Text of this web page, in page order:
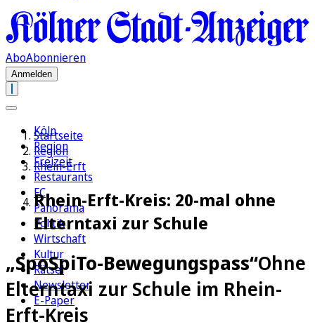
AboAbonnieren
Anmelden
Köln
Region
Freizeit
Restaurants
FC
Panorama
Politik
Wirtschaft
Kultur
Rätsel
Newsletter
E-Paper
Startseite
Region
Rhein-Erft
Rhein-Erft-Kreis: 20-mal ohne
Elterntaxi zur Schule
„SpoSpiTo-Bewegungspass“Ohne
Elterntaxi zur Schule im Rhein-
Erft-Kreis